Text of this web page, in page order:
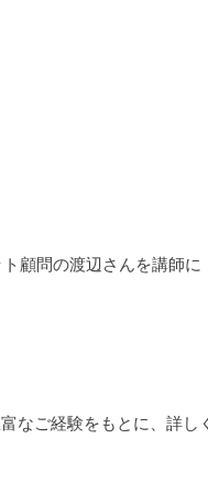
顧問の渡辺さんを講師に
なご経験をもとに、詳し